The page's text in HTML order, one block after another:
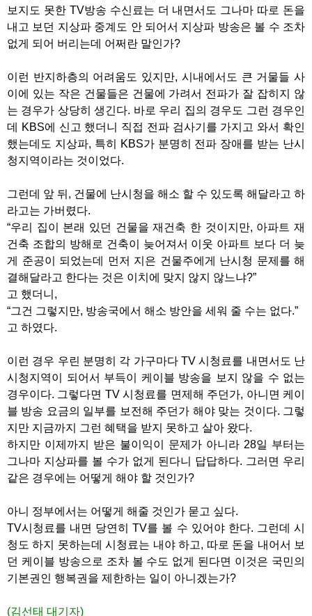
보지도 못한 TV방송 수신료는 더 내면서도 그나마 따로 돈을
내고 보던 지상파 중계도 안 되어서 지상파 방송은 볼 수 조차
없게 되어 버리는데 어쩌란 말인가?
이런 반지하층의 어려움도 있지만, 시내에서도 큰 거물들 사
이에 있는 작은 건물들은 건물에 가려서 전파가 잘 잡히지 않
는 경우가 상당히 생긴다. 바로 우리 집의 경우도 그런 경우인
데 KBS에 신고 했더니 직접 전파 검사기를 가지고 와서 확인
했는데도 지상파, 특히 KBS가 분명히 전파 장애를 받는 난시
청지역이라는 것이었다.
그런데 앞 뒤, 건물에 난시청을 해소 할 수 있도록 해달라고 하
라고는 가버렸다.
“우리 집이 본래 있던 건물을 재건축 한 것이지만, 아파트 재
건축 조합의 방해로 건축이 늦어져서 이웃 아파트 보다 더 늦
게 준공이 되었는데 먼저 지은 건물주에게 난시청 문제를 해
결해달라고 한다는 것은 이치에 맞지 않지 않느냐?”
고 했더니,
“그건 그렇지만, 방송국에서 해소 방안을 세워 줄 수는 없다.”
고 하였다.
이런 경우 우린 분명히 각 가구마다 TV 시청료를 내면서도 난
시청지역이 되어서 부득이 케이블 방송을 보지 않을 수 없는
경우이다. 그렇다면 TV 시청료를 면제해 주던가, 아니면 케이
블 방송 요금의 일부를 보전해 주던가 해야 맞는 것이다. 그렇
지만 지금까지 그런 혜택을 받지 못하고 살아 왔다.
하지만 이제까지 받은 불이익이 문제가 아니라 28일 부터는
그나마 지상파를 볼 수가 없게 된다니 답답하다. 그러면 우리
같은 경우에는 어떻게 해야 할 것인가?
아니 정부에서는 어떻게 해줄 것인가 묻고 싶다.
TV시청료를 내면 당연히 TV를 볼 수 있어야 한다. 그런데 시
청도 하지 못하는데 시청료는 내야 하고, 따로 돈을 내어서 보
던 케이블 방송으로 조차 볼 수도 없게 된다면 이것은 국민의
기본권인 행복권을 제한하는 일이 아니겠는가?
(김선태 대기자)